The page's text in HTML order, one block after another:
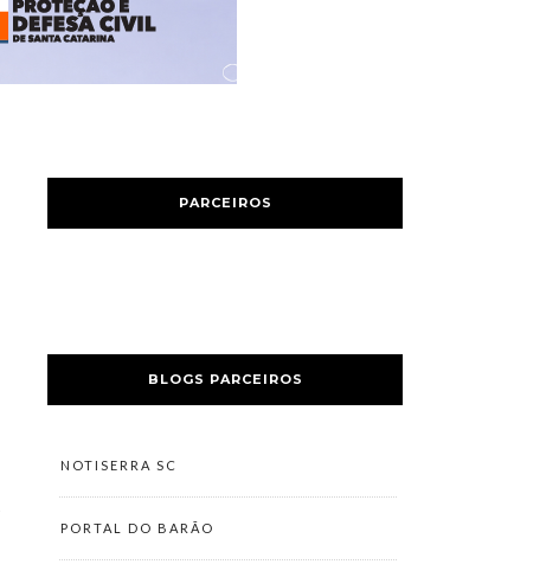
PARCEIROS
BLOGS PARCEIROS
NOTISERRA SC
PORTAL DO BARÃO